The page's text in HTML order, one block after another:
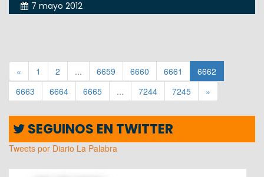
7 mayo 2012
« 1 2 ... 6659 6660 6661
6662
6663
6664 6665 ... 7244 7245 »
SEGUINOS EN TWITTER
Tweets por Diario La Palabra